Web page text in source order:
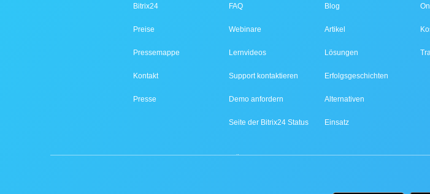
Bitrix24
Preise
Pressemappe
Kontakt
Presse
FAQ
Webinare
Lernvideos
Support kontaktieren
Demo anfordern
Seite der Bitrix24 Status
Blog
Artikel
Lösungen
Erfolgsgeschichten
Alternativen
Einsatz